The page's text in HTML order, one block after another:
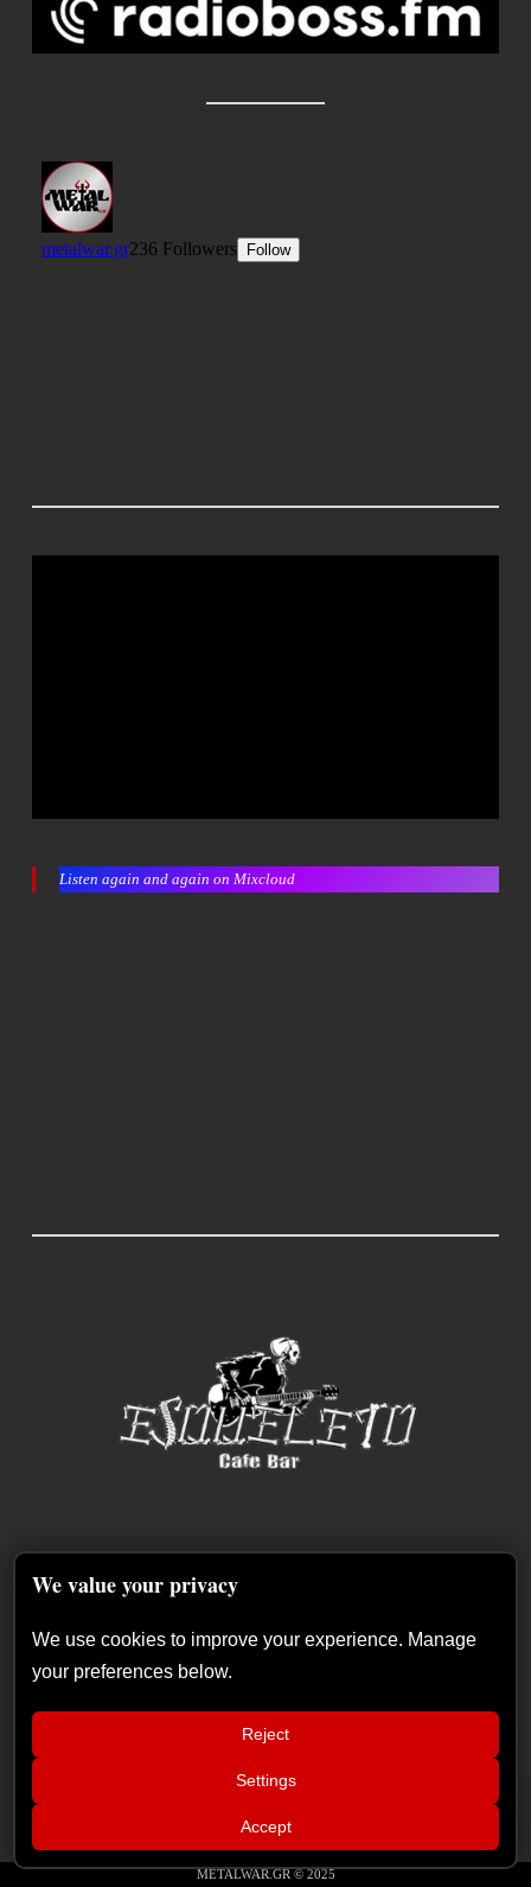
Listen again and again on Mixcloud
METALWAR.GR © 2025
We value your privacy
We use cookies to improve your experience. Manage
your preferences below.
Reject
Settings
Accept
Plovdiv BG – Day 3. Paradise Lost,
Nevermore, Lamb of God και ένα
ιδανικό φινάλε στο Πλόβντιβ